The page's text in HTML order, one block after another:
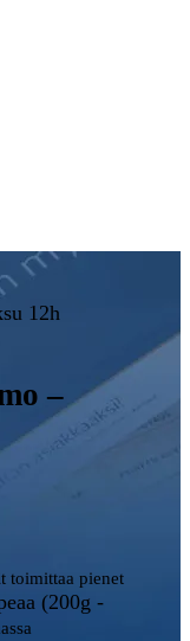
12h
–
toimittaa pienet
(200g -